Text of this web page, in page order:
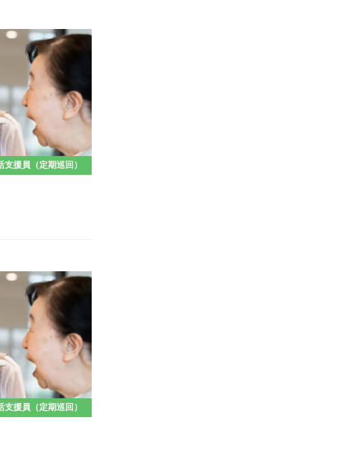
支援員（定期巡回）
支援員（定期巡回）